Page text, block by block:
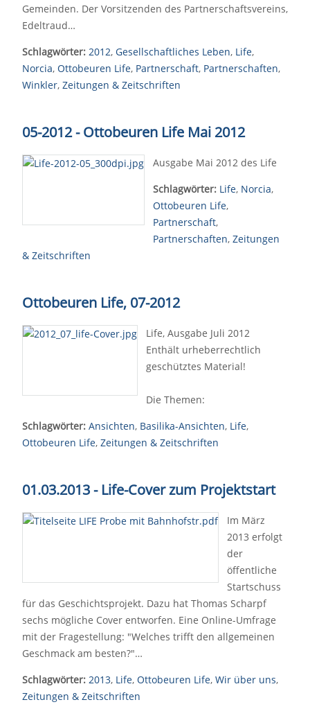
Gemeinden. Der Vorsitzenden des Partnerschaftsvereins,
Edeltraud…
Schlagwörter: 2012, Gesellschaftliches Leben, Life,
Norcia, Ottobeuren Life, Partnerschaft, Partnerschaften,
Winkler, Zeitungen & Zeitschriften
05-2012 - Ottobeuren Life Mai 2012
Ausgabe Mai 2012 des Life
Schlagwörter: Life, Norcia,
Ottobeuren Life,
Partnerschaft,
Partnerschaften, Zeitungen
& Zeitschriften
Ottobeuren Life, 07-2012
Life, Ausgabe Juli 2012
Enthält urheberrechtlich
geschütztes Material!
Die Themen:
Schlagwörter: Ansichten, Basilika-Ansichten, Life,
Ottobeuren Life, Zeitungen & Zeitschriften
01.03.2013 - Life-Cover zum Projektstart
Im März
2013 erfolgt
der
öffentliche
Startschuss
für das Geschichtsprojekt. Dazu hat Thomas Scharpf
sechs mögliche Cover entworfen. Eine Online-Umfrage
mit der Fragestellung: "Welches trifft den allgemeinen
Geschmack am besten?"…
Schlagwörter: 2013, Life, Ottobeuren Life, Wir über uns,
Zeitungen & Zeitschriften